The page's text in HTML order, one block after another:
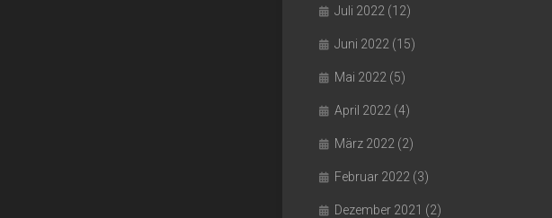
Juli 2022 (12)
Juni 2022 (15)
Mai 2022 (5)
April 2022 (4)
März 2022 (2)
Februar 2022 (3)
Dezember 2021 (2)